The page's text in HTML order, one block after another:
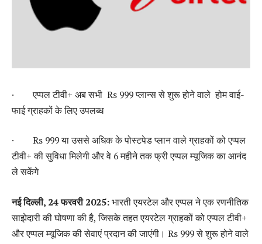
· एप्पल टीवी+ अब सभी Rs 999 प्लान्स से शुरू होने वाले होम वाई-
फाई ग्राहकों के लिए उपलब्ध
· Rs 999 या उससे अधिक के पोस्टपेड प्लान वाले ग्राहकों को एप्पल
टीवी+ की सुविधा मिलेगी और वे 6 महीने तक फ्री एप्पल म्यूजिक का आनंद
ले सकेंगे
नई दिल्ली, 24 फरवरी 2025:भारती एयरटेल और एप्पल ने एक रणनीतिक
साझेदारी की घोषणा की है, जिसके तहत एयरटेल ग्राहकों को एप्पल टीवी+
और एप्पल म्यूजिक की सेवाएं प्रदान की जाएंगी। Rs 999 से शुरू होने वाले